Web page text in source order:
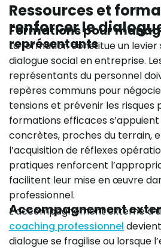
Ressources et
renforcer le
Formations pour
représentants
La formation constitue un
dialogue social en entreprise.
représentants du personnel
repères communs pour
tensions et prévenir les risques
formations efficaces
concrètes, proches du terrain,
l’acquisition de réflexes
pratiques renforcent
facilitent leur mise en œuvre
professionnel.
Accompagnement
L’accompagnement externe
coaching professionnel
dialogue se fragilise ou lorsque